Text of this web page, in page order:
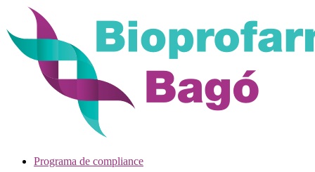
Programa de compliance